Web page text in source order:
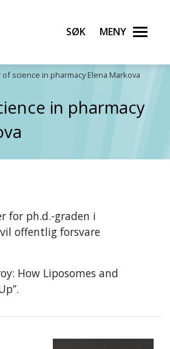
universitet
Søk Meny
of science in pharmacy Elena Markova
in pharmacy
for ph.d.-graden i
offentlig forsvare
How Liposomes and